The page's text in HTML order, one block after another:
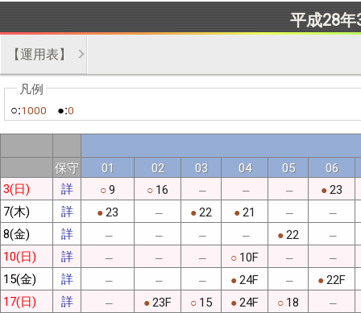
平成28
【運用表】
○:1000 ●:0
保守 01 02 03 04 05
06
3(日)
詳 ○9 ○ 16 ─ ─ ─ ●23
7(木)
詳 ●23 ─ ●22 ●21 ─ ─
8(金) 詳 ─ ─ ─ ─ ●22 ─
10(日) 詳 ─ ─ ─ ○ 10F ─ ─
15(金) 詳 ─ ─ ─ ●24F ─ ●22F
17(日)
詳 ─ ●23F ○ 15 ●24F ○ 18 ─